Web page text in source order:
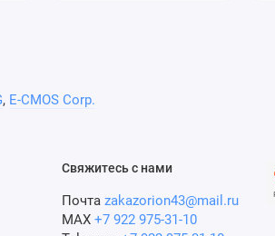
, E-CMOS Corp.
Свяжитесь с нами
Почта zakazorion43@mail.ru
MAX +7 922 975-31-10